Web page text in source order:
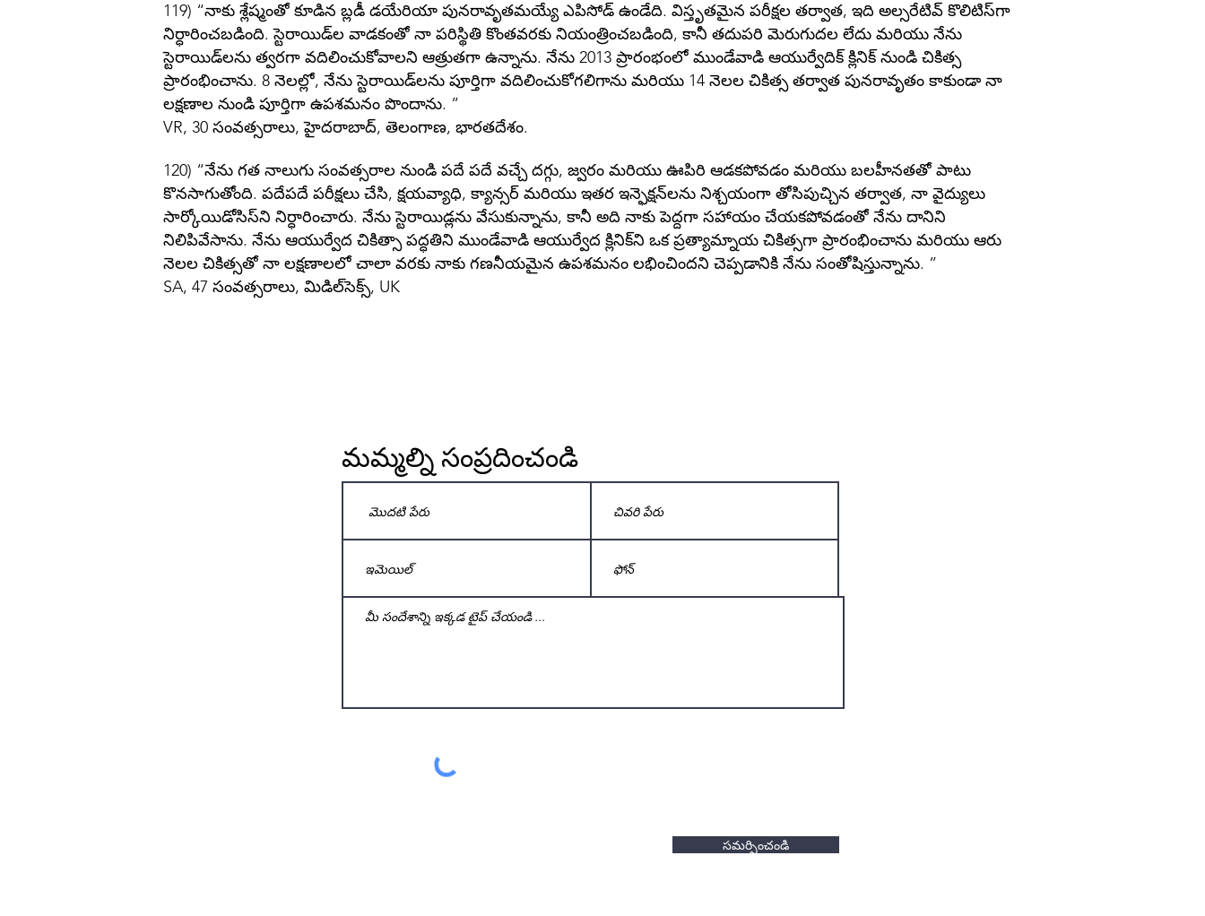
119) “నాకు శ్లేష్మంతో కూడిన బ్లడీ డయేరియా పునరావృతమయ్యే ఎపిసోడ్ ఉండేది. విస్తృతమైన పరీక్షల తర్వాత, ఇది అల్సరేటివ్ కొలిటిస్‌గా
నిర్ధారించబడింది. స్టెరాయిడ్‌ల వాడకంతో నా పరిస్థితి కొంతవరకు నియంత్రించబడింది, కానీ తదుపరి మెరుగుదల లేదు మరియు నేను
స్టెరాయిడ్‌లను త్వరగా వదిలించుకోవాలని ఆత్రుతగా ఉన్నాను. నేను 2013 ప్రారంభంలో ముండేవాడి ఆయుర్వేదిక్ క్లినిక్ నుండి చికిత్స
ప్రారంభించాను. 8 నెలల్లో, నేను స్టెరాయిడ్‌లను పూర్తిగా వదిలించుకోగలిగాను మరియు 14 నెలల చికిత్స తర్వాత పునరావృతం కాకుండా నా
లక్షణాల నుండి పూర్తిగా ఉపశమనం పొందాను. ”
VR, 30 సంవత్సరాలు, హైదరాబాద్, తెలంగాణ, భారతదేశం.
120) “నేను గత నాలుగు సంవత్సరాల నుండి పదే పదే వచ్చే దగ్గు, జ్వరం మరియు ఊపిరి ఆడకపోవడం మరియు బలహీనతతో పాటు
కొనసాగుతోంది. పదేపదే పరీక్షలు చేసి, క్షయవ్యాధి, క్యాన్సర్ మరియు ఇతర ఇన్ఫెక్షన్‌లను నిశ్చయంగా తోసిపుచ్చిన తర్వాత, నా వైద్యులు
సార్కోయిడోసిస్‌ని నిర్ధారించారు. నేను స్టెరాయిడ్లను వేసుకున్నాను, కానీ అది నాకు పెద్దగా సహాయం చేయకపోవడంతో నేను దానిని
నిలిపివేసాను. నేను ఆయుర్వేద చికిత్సా పద్ధతిని ముండేవాడి ఆయుర్వేద క్లినిక్‌ని ఒక ప్రత్యామ్నాయ చికిత్సగా ప్రారంభించాను మరియు ఆరు
నెలల చికిత్సతో నా లక్షణాలలో చాలా వరకు నాకు గణనీయమైన ఉపశమనం లభించిందని చెప్పడానికి నేను సంతోషిస్తున్నాను. ”
SA, 47 సంవత్సరాలు, మిడిల్‌సెక్స్, UK
మమ్మల్ని సంప్రదించండి
సమర్పించండి